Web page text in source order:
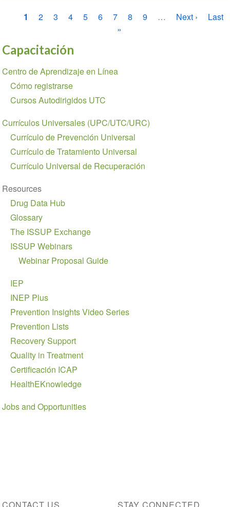
Paginación
Página
1 Página
2 Página
3 Página
4 Página
5 Página
6 Página
7 Página
8 Página
9 …
Siguiente
Next ›
Last
»
Capacitación
Section
navigation
Centro de Aprendizaje en Línea
Cómo registrarse
Cursos Autodirigidos UTC
Currículos Universales (UPC/UTC/URC)
Currículo de Prevención Universal
Currículo de Tratamiento Universal
Currículo Universal de Recuperación
Resources
Drug Data Hub
Glossary
The ISSUP Exchange
ISSUP Webinars
Webinar Proposal Guide
IEP
INEP Plus
Prevention Insights Video Series
Prevention Lists
Recovery Support
Quality in Treatment
Certificación ICAP
HealthEKnowledge
Jobs and Opportunities